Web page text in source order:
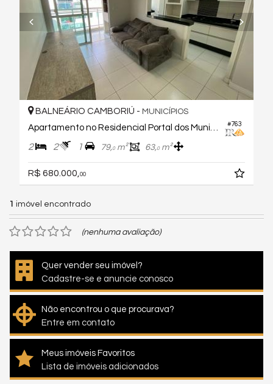
#763
BALNEÁRIO CAMBORIÚ - MUNICÍPIOS
Apartamento no Residencial Portal dos Municípios
2 2 1 79,0m² 63,0m²
R$ 680.000, 00
1 imóvel encontrado
(nenhuma avaliação)
Quer vender seu imóvel?
Cadastre-se e anuncie conosco
Não encontrou o que procurava?
Entre em contato
Meus imóveis Favoritos
Lista de imóveis adicionados